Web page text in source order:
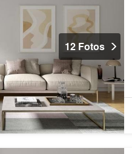
12 Fotos